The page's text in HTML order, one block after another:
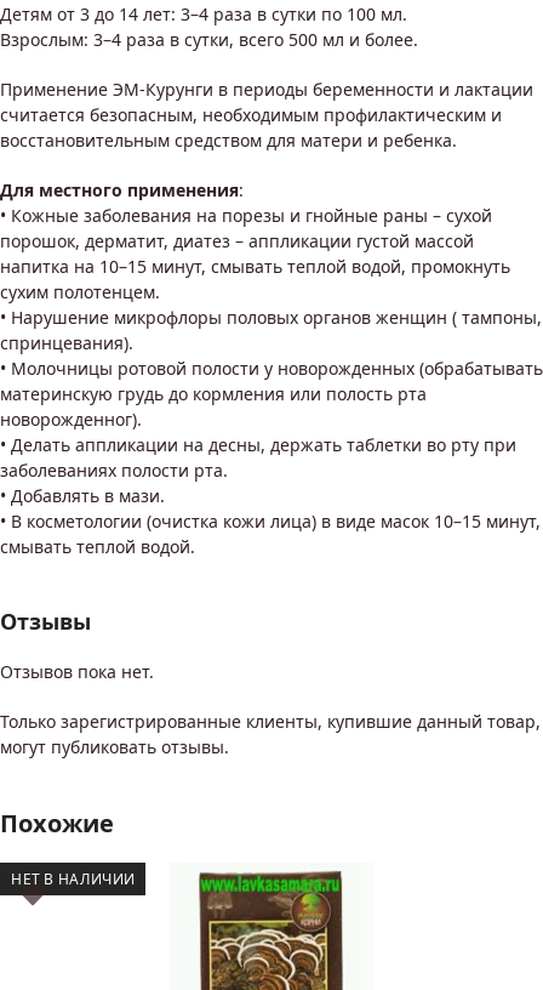
Детям от 3 до 14 лет: 3–4 раза в сутки по 100 мл.
Взрослым: 3–4 раза в сутки, всего 500 мл и более.
Применение ЭМ-Курунги в периоды беременности и лактации
считается безопасным, необходимым профилактическим и
восстановительным средством для матери и ребенка.
Для местного применения:
• Кожные заболевания на порезы и гнойные раны – сухой
порошок, дерматит, диатез – аппликации густой массой
напитка на 10–15 минут, смывать теплой водой, промокнуть
сухим полотенцем.
• Нарушение микрофлоры половых органов женщин ( тампоны,
спринцевания).
• Молочницы ротовой полости у новорожденных (обрабатывать
материнскую грудь до кормления или полость рта
новорожденног).
• Делать аппликации на десны, держать таблетки во рту при
заболеваниях полости рта.
• Добавлять в мази.
• В косметологии (очистка кожи лица) в виде масок 10–15 минут,
смывать теплой водой.
Отзывы
Отзывов пока нет.
Только зарегистрированные клиенты, купившие данный товар,
могут публиковать отзывы.
Похожие
НЕТ В НАЛИЧИИ